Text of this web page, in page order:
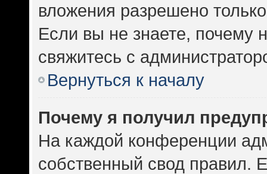
вложения разрешено
Если вы не знаете, почему
свяжитесь с
Вернуться к началу
Почему я получил
На каждой конференции
собственный свод правил.